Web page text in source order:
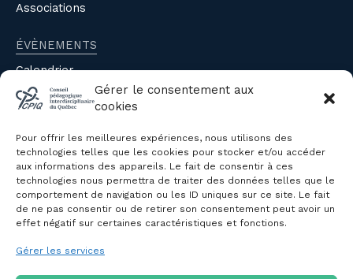
Gérer le consentement aux
cookies
Pour offrir les meilleures expériences, nous utilisons des
technologies telles que les cookies pour stocker et/ou accéder
aux informations des appareils. Le fait de consentir à ces
technologies nous permettra de traiter des données telles que le
comportement de navigation ou les ID uniques sur ce site. Le fait
de ne pas consentir ou de retirer son consentement peut avoir un
effet négatif sur certaines caractéristiques et fonctions.
Gérer les services
Associations
ÉVÈNEMENTS
Calendrier
Évènements du CPIQ
Revue
Avis et mémoires
Autres publications
NOUS JOINDRE
Politique de confidentialité des